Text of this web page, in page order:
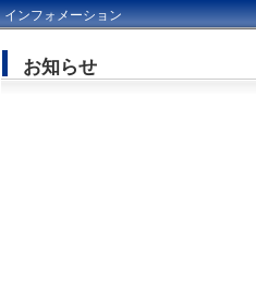
インフォメーション
お知らせ